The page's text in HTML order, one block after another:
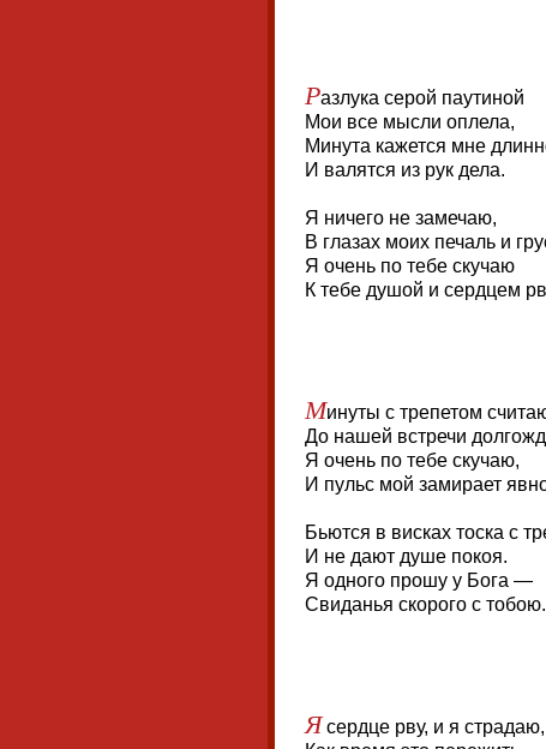
Разлука серой паутиной
Мои все мысли оплела,
Минута кажется мне
И валятся из рук дела.
Я ничего не замечаю,
В глазах моих печаль и
Я очень по тебе скучаю
К тебе душой и сердцем
Минуты с трепетом
До нашей встречи
Я очень по тебе скучаю,
И пульс мой замирает
Бьются в висках тоска с
И не дают душе покоя.
Я одного прошу у Бога —
Свиданья скорого с тобою.
Я сердце рву, и я страдаю,